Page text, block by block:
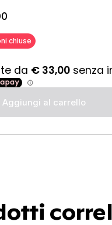
chiuse
Aggiungi al carrello